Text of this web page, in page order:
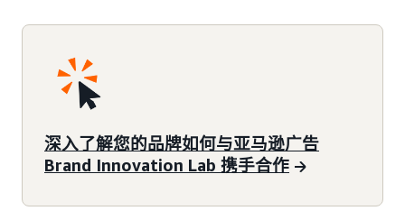
深入了解您的品牌如何与亚马逊广告
Brand Innovation Lab 携手合作